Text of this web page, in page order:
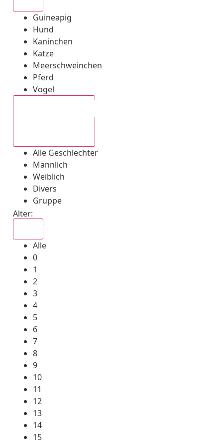
Guineapig
Hund
Kaninchen
Katze
Meerschweinchen
Pferd
Vogel
Alle Geschlechter
Männlich
Weiblich
Divers
Gruppe
Alter:
Alle
0
1
2
3
4
5
6
7
8
9
10
11
12
13
14
15